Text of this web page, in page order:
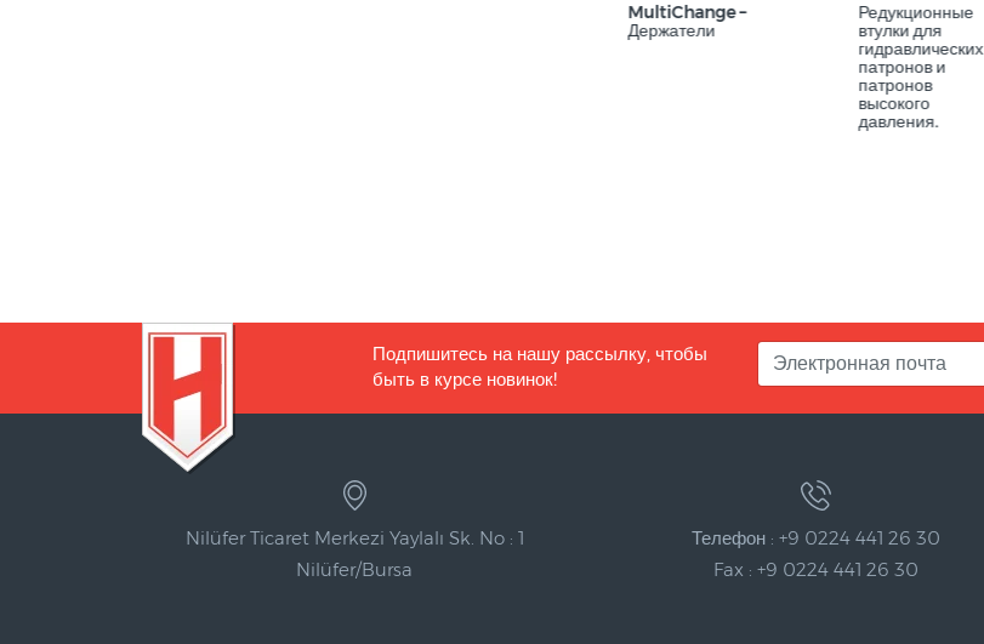
MultiChange –
Держатели
Редукционные
втулки для
гидравлических
патронов и
патронов
высокого
давления.
Подпишитесь на нашу рассылку, чтобы
быть в курсе новинок!
Nilüfer Ticaret Merkezi Yaylalı Sk. No : 1
Nilüfer/Bursa
Телефон : +9 0224 441 26 30
Fax : +9 0224 441 26 30